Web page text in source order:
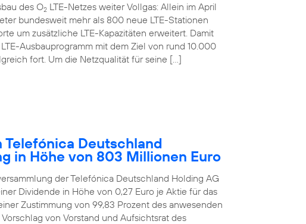
des O2 LTE-Netzes weiter Vollgas: Allein im April
bundesweit mehr als 800 neue LTE-Stationen
um zusätzliche LTE-Kapazitäten erweitert. Damit
Ausbauprogramm mit dem Ziel von rund 10.000
fort. Um die Netzqualität für seine […]
Deutschland
in Höhe von 803 Millionen Euro
der Telefónica Deutschland Holding AG
Dividende in Höhe von 0,27 Euro je Aktie für das
Zustimmung von 99,83 Prozent des anwesenden
von Vorstand und Aufsichtsrat des